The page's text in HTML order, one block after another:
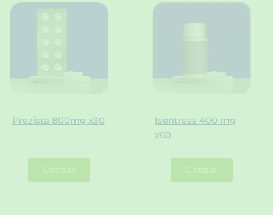
Prezista 800mg x30
Cotizar
Isentress 400 mg
x60
Cotizar